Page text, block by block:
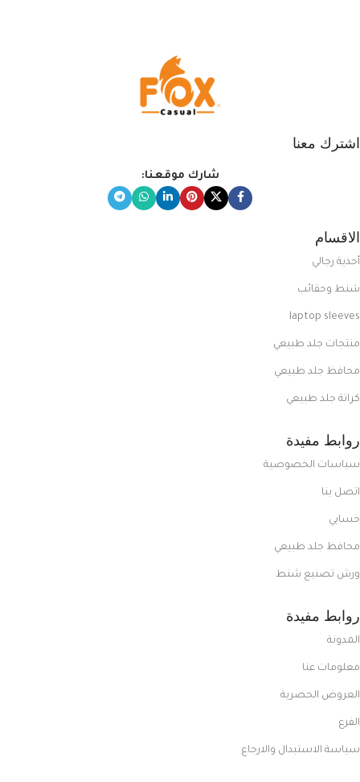
اشترك معنا
شارك موقعنا:
الاقسام
أحذية رجالي
شنط وحقائب
laptop sleeves
منتجات جلد طبيعي
محافظ جلد طبيعي
كراتة جلد طبيعي
روابط مفيدة
سياسات الخصوصية
اتصل بنا
حسابي
محافظ جلد طبيعي
ورش تصنيع شنط
روابط مفيدة
المدونة
معلومات عنا
العروض الحصرية
الفرع
سياسة الاستبدال والارجاع